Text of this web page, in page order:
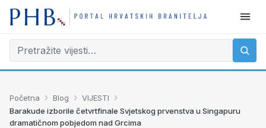
Početna › Blog › VIJESTI ›
Barakude izborile četvrtfinale Svjetskog prvenstva u Singapuru
dramatičnom pobjedom nad Grcima